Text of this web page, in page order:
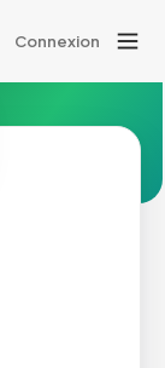
Connexion